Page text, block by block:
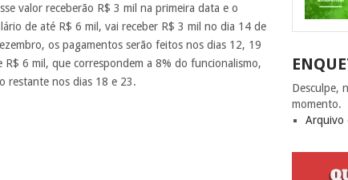
valor receberão R$ 3 mil na primeira data e o
de até R$ 6 mil, vai receber R$ 3 mil no dia 14 de
os pagamentos serão feitos nos dias 12, 19
6 mil, que correspondem a 8% do funcionalismo,
restante nos dias 18 e 23.
Desculpe,
momento.
Arquivo